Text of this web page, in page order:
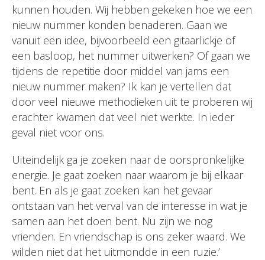
kunnen houden. Wij hebben gekeken hoe we een
nieuw nummer konden benaderen. Gaan we
vanuit een idee, bijvoorbeeld een gitaarlickje of
een basloop, het nummer uitwerken? Of gaan we
tijdens de repetitie door middel van jams een
nieuw nummer maken? Ik kan je vertellen dat
door veel nieuwe methodieken uit te proberen wij
erachter kwamen dat veel niet werkte. In ieder
geval niet voor ons.
Uiteindelijk ga je zoeken naar de oorspronkelijke
energie. Je gaat zoeken naar waarom je bij elkaar
bent. En als je gaat zoeken kan het gevaar
ontstaan van het verval van de interesse in wat je
samen aan het doen bent. Nu zijn we nog
vrienden. En vriendschap is ons zeker waard. We
wilden niet dat het uitmondde in een ruzie.’